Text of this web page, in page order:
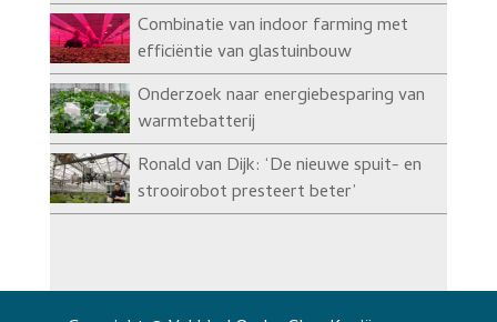
Combinatie van indoor farming met
efficiëntie van glastuinbouw
Onderzoek naar energiebesparing van
warmtebatterij
Ronald van Dijk: ‘De nieuwe spuit- en
strooirobot presteert beter’